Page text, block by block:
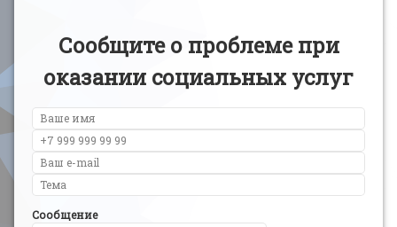
Сообщите о проблеме при
оказании социальных услуг
Сообщение